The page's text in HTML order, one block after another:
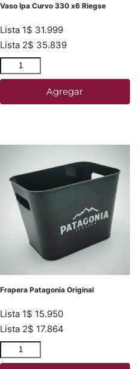
Vaso Ipa Curvo 330 x6 Riegse
Lista 1$ 31.999
Lista 2$ 35.839
Agregar
Frapera Patagonia Original
Lista 1$ 15.950
Lista 2$ 17.864